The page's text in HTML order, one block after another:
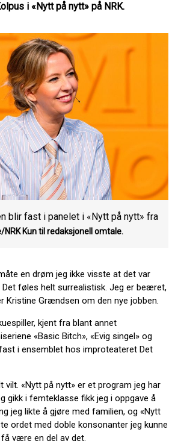
i «Nytt på nytt» på NRK.
blir fast i panelet i «Nytt på nytt» fra
NRK Kun til redaksjonell omtale.
en drøm jeg ikke visste at det var
føles helt surrealistisk. Jeg er beæret,
Kristine Grændsen om den nye jobben.
kjent fra blant annet
«Basic Bitch», «Evig singel» og
i ensemblet hos improteateret Det
vilt. «Nytt på nytt» er et program jeg har
gikk i femteklasse fikk jeg i oppgave å
jeg likte å gjøre med familien, og «Nytt
ordet med doble konsonanter jeg kunne
være en del av det.